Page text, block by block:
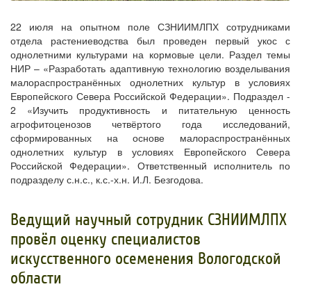
22 июля на опытном поле СЗНИИМЛПХ сотрудниками
отдела растениеводства был проведен первый укос с
однолетними культурами на кормовые цели. Раздел темы
НИР – «Разработать адаптивную технологию возделывания
малораспространённых однолетних культур в условиях
Европейского Севера Российской Федерации». Подраздел -
2 «Изучить продуктивность и питательную ценность
агрофитоценозов четвёртого года исследований,
сформированных на основе малораспространённых
однолетних культур в условиях Европейского Севера
Российской Федерации». Ответственный исполнитель по
подразделу с.н.с., к.с.-х.н. И.Л. Безгодова.
Ведущий научный сотрудник СЗНИИМЛПХ
провёл оценку специалистов
искусственного осеменения Вологодской
области